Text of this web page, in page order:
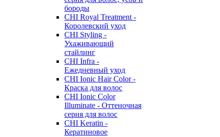
бороды
CHI Royal Treatment -
Королевский уход
CHI Styling -
Ухаживающий
стайлинг
CHI Infra -
Ежедневный уход
CHI Ionic Hair Color -
Краска для волос
CHI Ionic Color
Illuminate - Оттеночная
серия для волос
CHI Keratin -
Кератиновое